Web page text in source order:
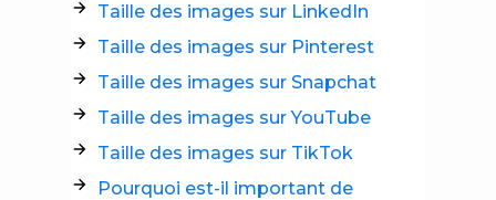
Taille des images sur LinkedIn
Taille des images sur Pinterest
Taille des images sur Snapchat
Taille des images sur YouTube
Taille des images sur TikTok
Pourquoi est-il important de